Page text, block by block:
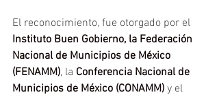
El reconocimiento, fue otorgado por el
Instituto Buen Gobierno, la Federación
Nacional de Municipios de México
(FENAMM), la Conferencia Nacional de
Municipios de México (CONAMM) y el